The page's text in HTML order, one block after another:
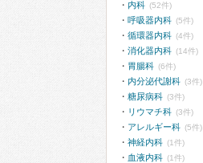
内科 (52件)
呼吸器内科 (5件)
循環器内科 (4件)
消化器内科 (14件)
胃腸科 (6件)
内分泌代謝科 (3件)
糖尿病科 (3件)
リウマチ科 (3件)
アレルギー科 (5件)
神経内科 (1件)
血液内科 (1件)